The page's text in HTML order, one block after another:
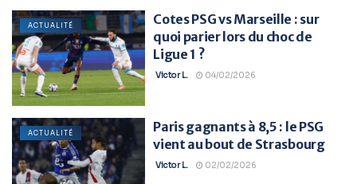
ACTUALITÉ
Cotes PSG vs Marseille : sur
quoi parier lors du choc de
Ligue 1 ?
Victor L. 04/02/2026
ACTUALITÉ
Paris gagnants à 8,5 : le PSG
vient au bout de Strasbourg
Victor L. 02/02/2026